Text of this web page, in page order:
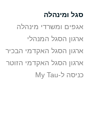
סגל ומינהלה
אגפים ומשרדי מינהלה
ארגון הסגל המנהלי
ארגון הסגל האקדמי הבכיר
ארגון הסגל האקדמי הזוטר
כניסה ל-My Tau